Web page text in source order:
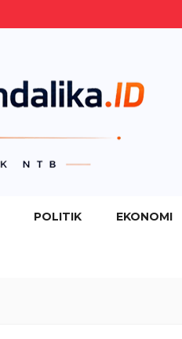
POLITIK EKONOMI